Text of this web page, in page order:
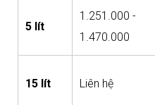
5 lít
1.251.000 -
1.470.000
15 lít Liên hệ